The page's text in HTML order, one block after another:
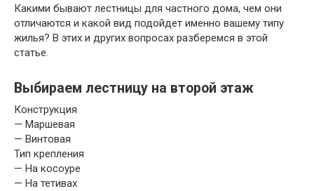
Какими бывают лестницы для частного дома, чем они
отличаются и какой вид подойдет именно вашему типу
жилья? В этих и других вопросах разберемся в этой
статье.
Выбираем лестницу на второй этаж
Конструкция
— Маршевая
— Винтовая
Тип крепления
— На косоуре
— На тетивах